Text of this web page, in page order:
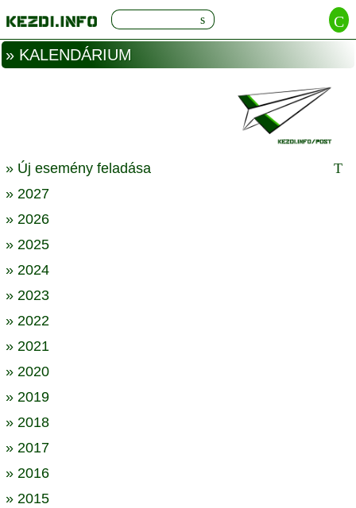
» KALENDÁRIUM
» Új esemény feladása
» 2027
» 2026
» 2025
» 2024
» 2023
» 2022
» 2021
» 2020
» 2019
» 2018
» 2017
» 2016
» 2015